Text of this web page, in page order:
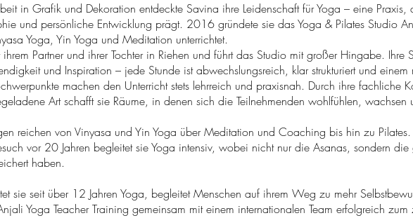
in Grafik und Dekoration entdeckte Savina ihre Leidenschaft für Yoga – eine Praxis,
und persönliche Entwicklung prägt. 2016 gründete sie das Yoga & Pilates Studio
Yoga, Yin Yoga und Meditation unterrichtet.
Partner und ihrer Tochter in Riehen und führt das Studio mit großer Hingabe. Ihre
und Inspiration – jede Stunde ist abwechslungsreich, klar strukturiert und
machen den Unterricht stets lehrreich und praxisnah. Durch ihre fachliche
Art schafft sie Räume, in denen sich die Teilnehmenden wohlfühlen, wachsen
reichen von Vinyasa und Yin Yoga über Meditation und Coaching bis hin zu Pilates.
vor 20 Jahren begleitet sie Yoga intensiv, wobei nicht nur die Asanas, sondern die
haben.
sie seit über 12 Jahren Yoga, begleitet Menschen auf ihrem Weg zu mehr
Yoga Teacher Training gemeinsam mit einem internationalen Team erfolgreich